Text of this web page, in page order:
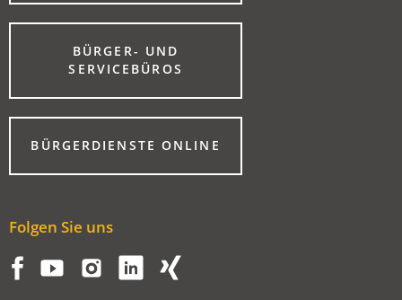
EINEM
NEUEN
BÜRGER- UND
SERVICEBÜROS
(ÖFFNET
EINEM
NEUEN
TAB)BÜRGERDIENSTE ONLINE
(ÖFFNET
EINEM
Folgen Sie uns